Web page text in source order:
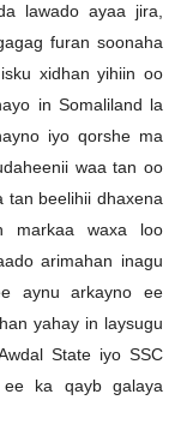
lawado ayaa jira,
furan soonaha
xidhan yihiin oo
in Somaliland la
iyo qorshe ma
waa tan oo
tan beelihii dhaxena
markaa waxa loo
arimahan inagu
aynu arkayno ee
yahay in laysugu
State iyo SSC
ee ka qayb galaya